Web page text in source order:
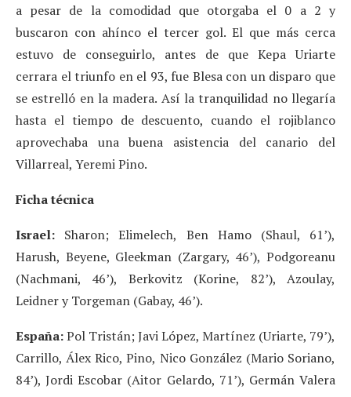
a pesar de la comodidad que otorgaba el 0 a 2 y
buscaron con ahínco el tercer gol. El que más cerca
estuvo de conseguirlo, antes de que Kepa Uriarte
cerrara el triunfo en el 93, fue Blesa con un disparo que
se estrelló en la madera. Así la tranquilidad no llegaría
hasta el tiempo de descuento, cuando el rojiblanco
aprovechaba una buena asistencia del canario del
Villarreal, Yeremi Pino.
Ficha técnica
Israel: Sharon; Elimelech, Ben Hamo (Shaul, 61’),
Harush, Beyene, Gleekman (Zargary, 46’), Podgoreanu
(Nachmani, 46’), Berkovitz (Korine, 82’), Azoulay,
Leidner y Torgeman (Gabay, 46’).
España:Pol Tristán; Javi López, Martínez (Uriarte, 79’),
Carrillo, Álex Rico, Pino, Nico González (Mario Soriano,
84’), Jordi Escobar (Aitor Gelardo, 71’), Germán Valera